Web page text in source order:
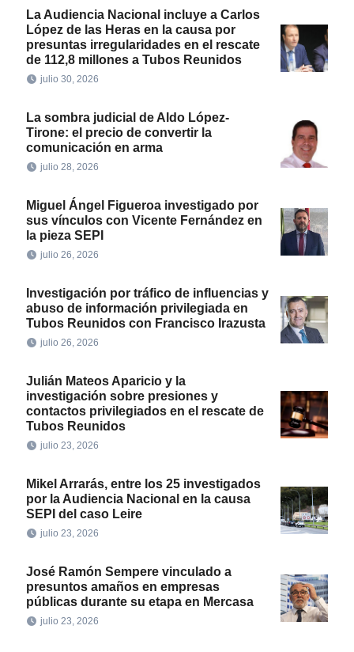
La Audiencia Nacional incluye a Carlos
López de las Heras en la causa por
presuntas irregularidades en el rescate
de 112,8 millones a Tubos Reunidos
julio 30, 2026
La sombra judicial de Aldo López-
Tirone: el precio de convertir la
comunicación en arma
julio 28, 2026
Miguel Ángel Figueroa investigado por
sus vínculos con Vicente Fernández en
la pieza SEPI
julio 26, 2026
Investigación por tráfico de influencias y
abuso de información privilegiada en
Tubos Reunidos con Francisco Irazusta
julio 26, 2026
Julián Mateos Aparicio y la
investigación sobre presiones y
contactos privilegiados en el rescate de
Tubos Reunidos
julio 23, 2026
Mikel Arrarás, entre los 25 investigados
por la Audiencia Nacional en la causa
SEPI del caso Leire
julio 23, 2026
José Ramón Sempere vinculado a
presuntos amaños en empresas
públicas durante su etapa en Mercasa
julio 23, 2026